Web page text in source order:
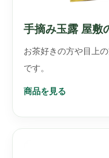
手摘み玉露 屋敷
お茶好きの方や目上
です。
商品を見る